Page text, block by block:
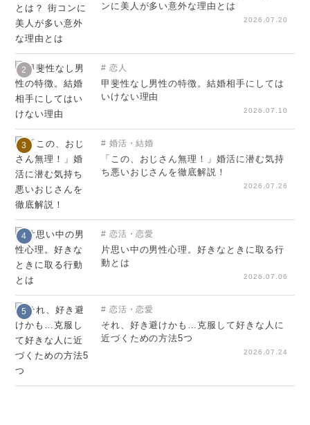
ンに美人が多い意外な理由とは
2026.07.20
2 恋人
甲斐性なし男性の特徴。結婚相手にしては
いけない理由
2026.07.10
3 婚活・結婚
「この、おじさん無理！」婚活に潜む気持
ち悪いおじさんを徹底解説！
2026.07.26
4 恋活・恋愛
片思い中の男性心理。好きなときに取る行
動とは
2026.07.06
5 恋活・恋愛
それ、好き避けかも…克服して好きな人に
近づくための方法5つ
2026.07.24